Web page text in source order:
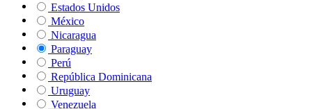
Estados Unidos
México
Nicaragua
Paraguay
Perú
República Dominicana
Uruguay
Venezuela